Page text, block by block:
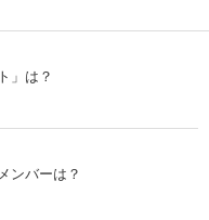
」は？
ンバーは？